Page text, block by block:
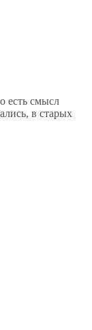
есть смысл
в старых